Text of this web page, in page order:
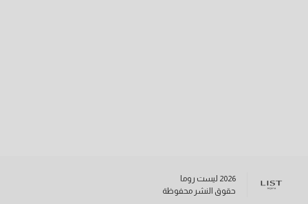
2026 ليست روما
حقوق النشر محفوظة